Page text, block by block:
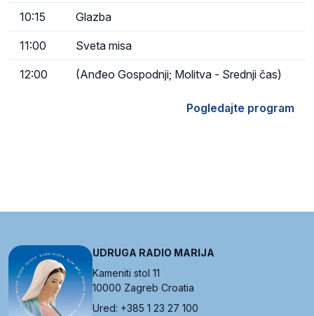
10:15 Glazba
11:00 Sveta misa
12:00 (Anđeo Gospodnji; Molitva - Srednji čas)
Pogledajte program
UDRUGA RADIO MARIJA
Kameniti stol 11
10000 Zagreb Croatia
Ured: +385 1 23 27 100